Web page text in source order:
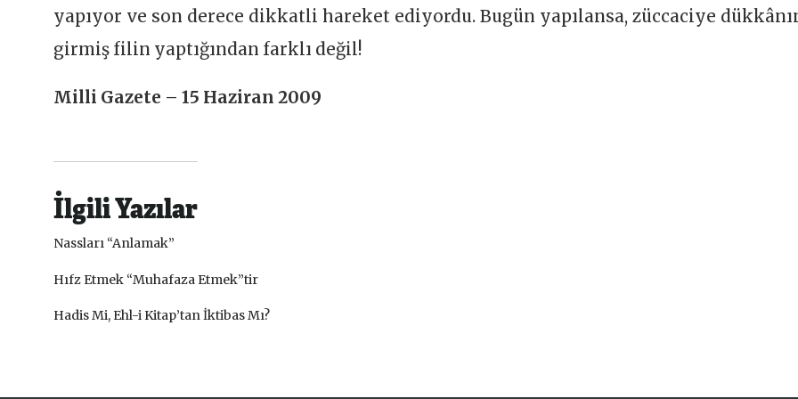
yapıyor ve son derece dikkatli hareket ediyordu. Bugün yapılansa, züccaciye
girmiş filin yaptığından farklı değil!
Milli Gazete – 15 Haziran 2009
İlgili Yazılar
Nassları “Anlamak”
Hıfz Etmek “Muhafaza Etmek”tir
Hadis Mi, Ehl-i Kitap’tan İktibas Mı?